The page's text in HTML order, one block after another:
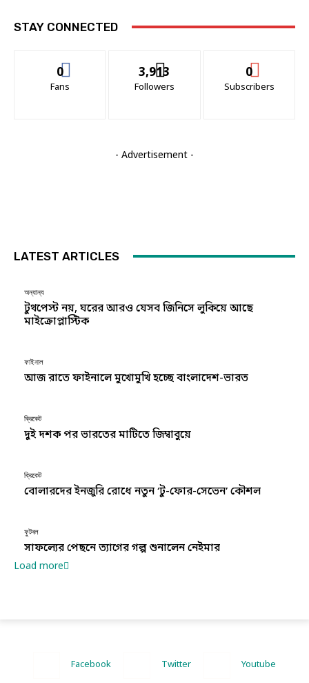
STAY CONNECTED
0
Fans
3,913
Followers
0
Subscribers
- Advertisement -
LATEST ARTICLES
অন্যান্য
টুথপেস্ট নয়, ঘরের আরও যেসব জিনিসে লুকিয়ে আছে
মাইক্রোপ্লাস্টিক
ফাইনাল
আজ রাতে ফাইনালে মুখোমুখি হচ্ছে বাংলাদেশ-ভারত
ক্রিকেট
দুই দশক পর ভারতের মাটিতে জিম্বাবুয়ে
ক্রিকেট
বোলারদের ইনজুরি রোধে নতুন ‘টু-ফোর-সেভেন’ কৌশল
ফুটবল
সাফল্যের পেছনে ত্যাগের গল্প শুনালেন নেইমার
Load more
Facebook Twitter Youtube